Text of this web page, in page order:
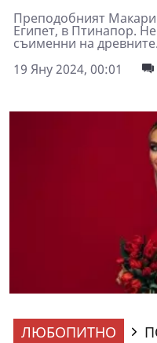
Преподобният
Египет, в Птинапор.
съименни на
19 Яну 2024, 00:01
ЛЮБОПИТНО